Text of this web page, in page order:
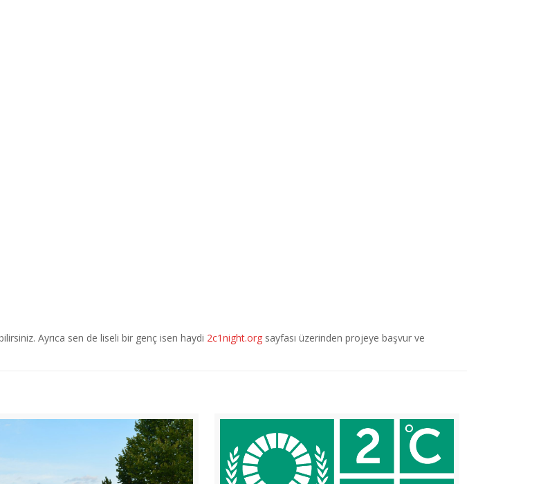
Ayrıca sen de liseli bir genç isen haydi 2c1night.org sayfası üzerinden projeye başvur ve